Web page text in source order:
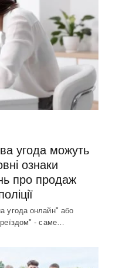
угода можуть
ознаки
про продаж
угода онлайн" або
- саме…